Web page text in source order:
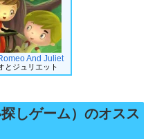
And Juliet
とジュリエット
しゲーム）のオスス